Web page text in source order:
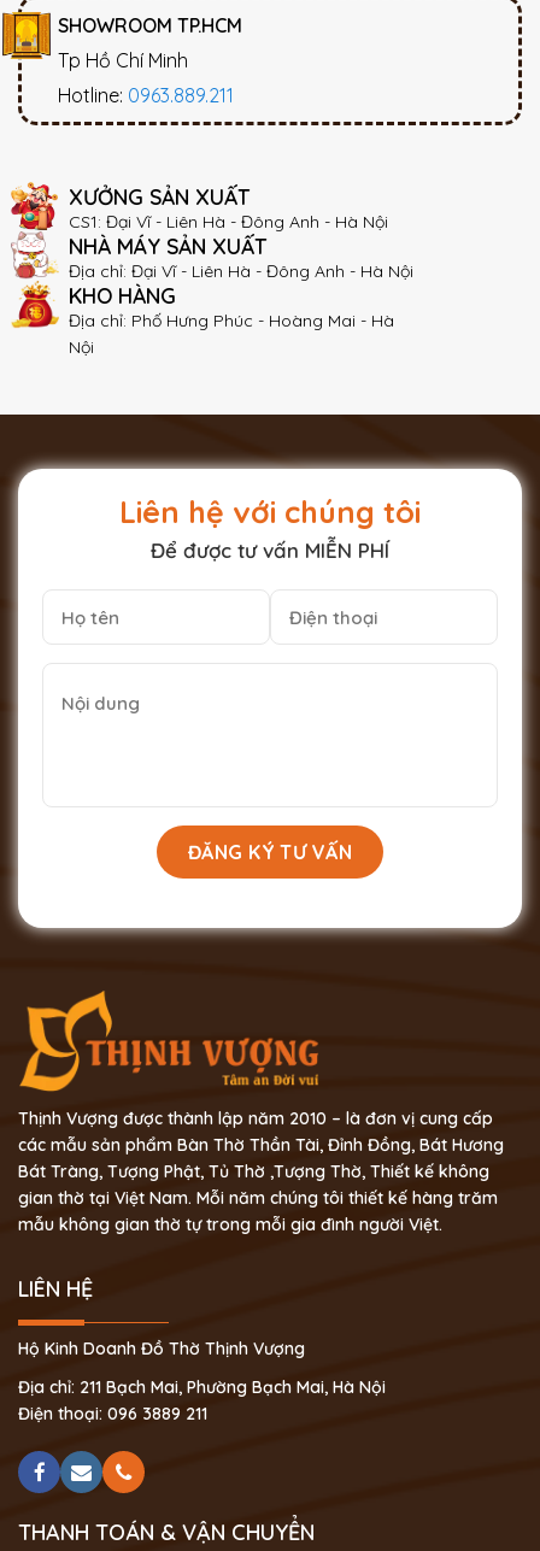
SHOWROOM TP.HCM
Tp Hồ Chí Minh
Hotline: 0963.889.211
XƯỞNG SẢN XUẤT
CS1: Đại Vĩ - Liên Hà - Đông Anh - Hà Nội
NHÀ MÁY SẢN XUẤT
Địa chỉ: Đại Vĩ - Liên Hà - Đông Anh - Hà Nội
KHO HÀNG
Địa chỉ: Phố Hưng Phúc - Hoàng Mai - Hà
Nội
Liên hệ với chúng tôi
Để được tư vấn MIỄN PHÍ
Thịnh Vượng được thành lập năm 2010 – là đơn vị cung cấp
các mẫu sản phẩm Bàn Thờ Thần Tài, Đỉnh Đồng, Bát Hương
Bát Tràng, Tượng Phật, Tủ Thờ ,Tượng Thờ, Thiết kế không
gian thờ tại Việt Nam. Mỗi năm chúng tôi thiết kế hàng trăm
mẫu không gian thờ tự trong mỗi gia đình người Việt.
LIÊN HỆ
Hộ Kinh Doanh Đồ Thờ Thịnh Vượng
Địa chỉ: 211 Bạch Mai, Phường Bạch Mai, Hà Nội
Điện thoại: 096 3889 211
THANH TOÁN & VẬN CHUYỂN